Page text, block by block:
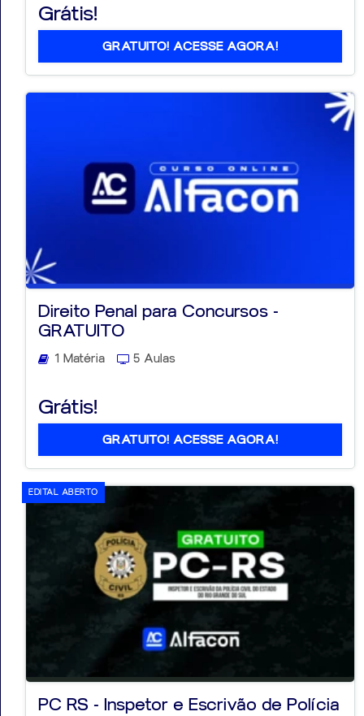
Grátis!
GRATUITO! ACESSE AGORA!
Direito Penal para Concursos -
GRATUITO
1 Matéria 5 Aulas
Grátis!
GRATUITO! ACESSE AGORA!
PC RS - Inspetor e Escrivão de Polícia
EDITAL ABERTO